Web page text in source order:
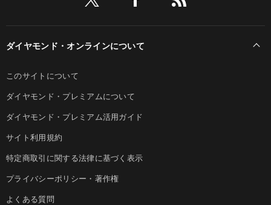
ダイヤモンド・オンラインについて
このサイトについて
ダイヤモンド・プレミアムについて
ダイヤモンド・プレミアム活用ガイド
サイト利用規約
特定商取引に関する法律に基づく表示
プライバシーポリシー・著作権
よくある質問